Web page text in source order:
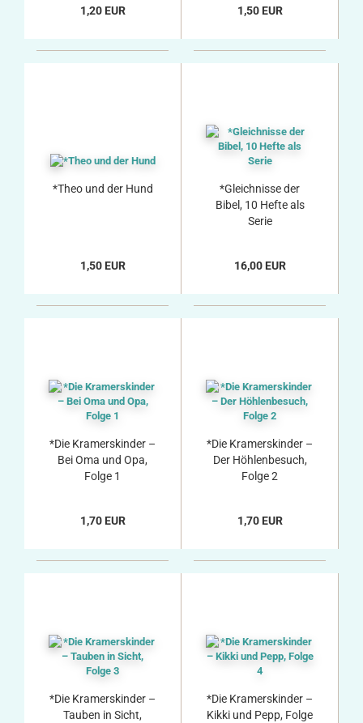
1,20 EUR 1,50 EUR
*Theo und der Hund
1,50 EUR
*Gleichnisse der
Bibel, 10 Hefte als
Serie
16,00 EUR
*Die Kramerskinder –
Bei Oma und Opa,
Folge 1
1,70 EUR
*Die Kramerskinder –
Der Höhlenbesuch,
Folge 2
1,70 EUR
*Die Kramerskinder –
Tauben in Sicht,
*Die Kramerskinder –
Kikki und Pepp, Folge